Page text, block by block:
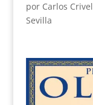
por Carlos
Sevilla